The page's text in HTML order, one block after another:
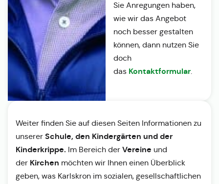
Sie Anregungen haben,
wie wir das Angebot
noch besser gestalten
können, dann nutzen Sie
doch
das Kontaktformular.
Weiter finden Sie auf diesen Seiten Informationen zu
unserer Schule, den Kindergärten und der
Kinderkrippe. Im Bereich der Vereine und
der Kirchen möchten wir Ihnen einen Überblick
geben, was Karlskron im sozialen, gesellschaftlichen